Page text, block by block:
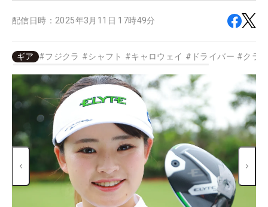
配信日時： 2025年3月11日 17時49分
ギア #フジクラ #シャフト #キャロウェイ # ドライバー #クラ